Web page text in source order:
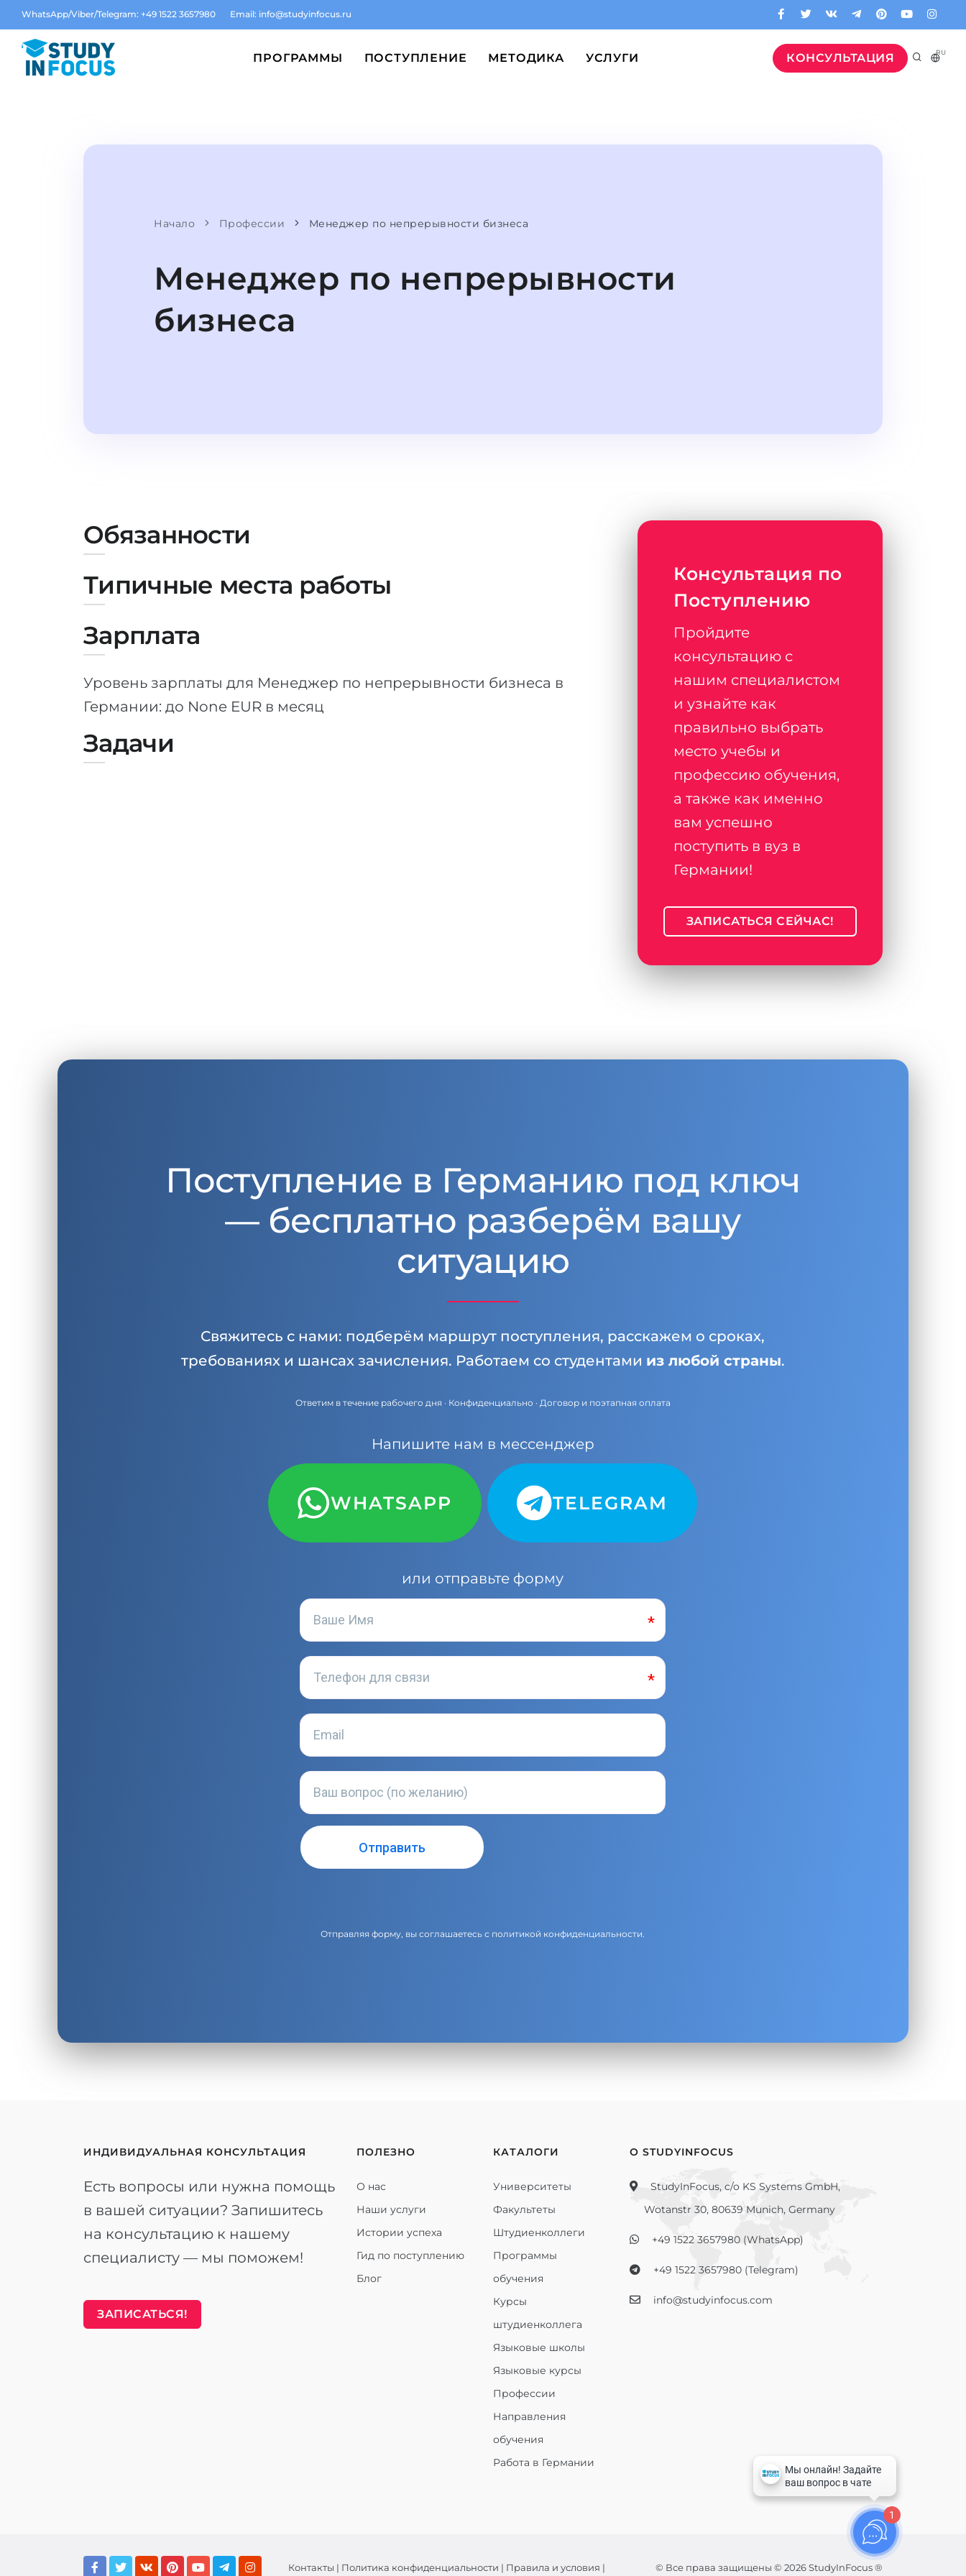
WhatsApp/Viber/Telegram: +49 1522 3657980 Email: info@studyinfocus.ru
КОНСУЛЬТАЦИЯ RU
ПРОГРАММЫ ПОСТУПЛЕНИЕ МЕТОДИКА УСЛУГИ
Начало Профессии Менеджер по непрерывности бизнеса
Менеджер по непрерывности
бизнеса
Обязанности
Типичные места работы
Зарплата
Уровень зарплаты для Менеджер по непрерывности бизнеса в
Германии: до None EUR в месяц
Задачи
Консультация по
Поступлению
Пройдите
консультацию с
нашим специалистом
и узнайте как
правильно выбрать
место учебы и
профессию обучения,
а также как именно
вам успешно
поступить в вуз в
Германии!
ЗАПИСАТЬСЯ СЕЙЧАС!
Поступление в Германию под ключ
— бесплатно разберём вашу
ситуацию
Свяжитесь с нами: подберём маршрут поступления, расскажем о сроках,
требованиях и шансах зачисления. Работаем со студентами из любой страны.
Ответим в течение рабочего дня · Конфиденциально · Договор и поэтапная оплата
Напишите нам в мессенджер
WHATSAPP TELEGRAM
или отправьте форму
Отправляя форму, вы соглашаетесь с политикой конфиденциальности.
ИНДИВИДУАЛЬНАЯ КОНСУЛЬТАЦИЯ
Есть вопросы или нужна помощь
в вашей ситуации? Запишитесь
на консультацию к нашему
специалисту — мы поможем!
ЗАПИСАТЬСЯ!
ПОЛЕЗНО
О нас
Наши услуги
Истории успеха
Гид по поступлению
Блог
КАТАЛОГИ
Университеты
Факультеты
Штудиенколлеги
Программы
обучения
Курсы
штудиенколлега
Языковые школы
Языковые курсы
Профессии
Направления
обучения
Работа в Германии
О STUDYINFOCUS
StudyInFocus, c/o KS Systems GmbH,
Wotanstr 30, 80639 Munich, Germany
+49 1522 3657980 (WhatsApp)
+49 1522 3657980 (Telegram)
info@studyinfocus.com
Контакты | Политика конфиденциальности | Правила и условия | © Все права защищены © 2026 StudyInFocus ®
1